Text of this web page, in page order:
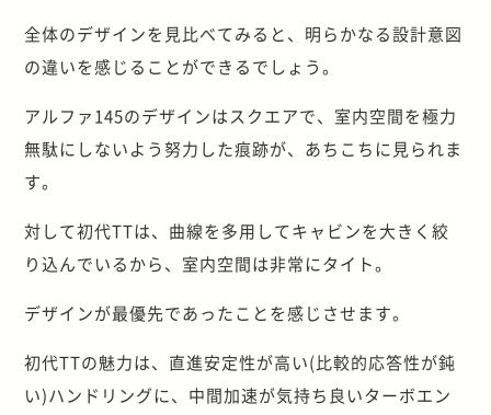
全体のデザインを見比べてみると、明らかなる設計意図
の違いを感じることができるでしょう。
アルファ145のデザインはスクエアで、室内空間を極力
無駄にしないよう努力した痕跡が、あちこちに見られま
す。
対して初代TTは、曲線を多用してキャビンを大きく絞
り込んでいるから、室内空間は非常にタイト。
デザインが最優先であったことを感じさせます。
初代TTの魅力は、直進安定性が高い(比較的応答性が鈍
い)ハンドリングに、中間加速が気持ち良いターボエン